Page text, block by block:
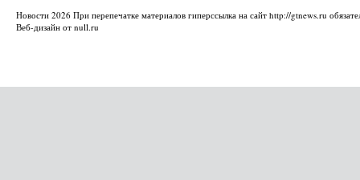
Новости 2026 При перепечатке материалов гиперссылка на сайт http://gtnews.ru
Веб-дизайн от null.ru